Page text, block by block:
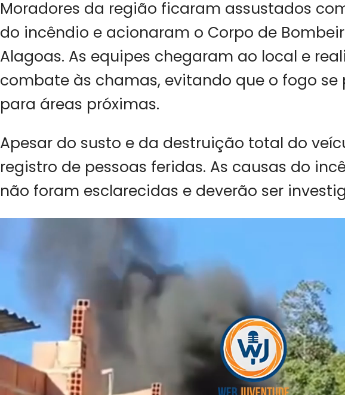
Moradores da região ficaram assustados
do incêndio e acionaram o Corpo de
Alagoas. As equipes chegaram ao local e
combate às chamas, evitando que o fogo se
para áreas próximas.
Apesar do susto e da destruição total do
registro de pessoas feridas. As causas do
não foram esclarecidas e deverão ser